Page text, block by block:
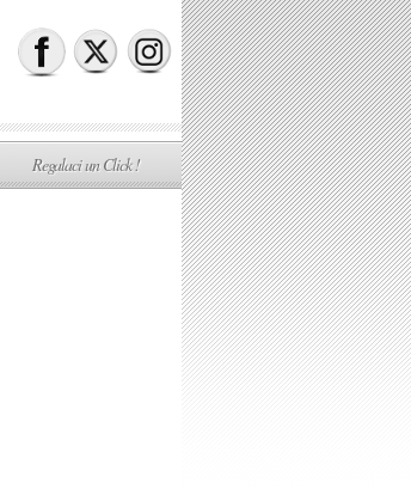
Regalaci un Click !